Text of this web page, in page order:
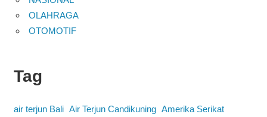
OLAHRAGA
OTOMOTIF
Tag
air terjun Bali Air Terjun Candikuning Amerika Serikat